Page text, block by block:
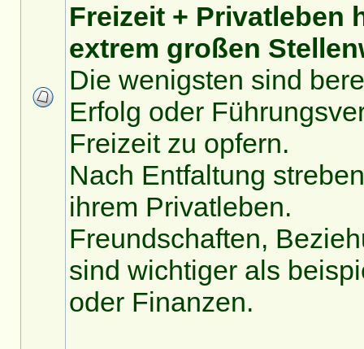
Freizeit + Privatleben
extrem großen
Die wenigsten sind
Erfolg oder
Freizeit zu opfern.
Nach Entfaltung
ihrem Privatleben.
Freundschaften,
sind wichtiger als
oder Finanzen.